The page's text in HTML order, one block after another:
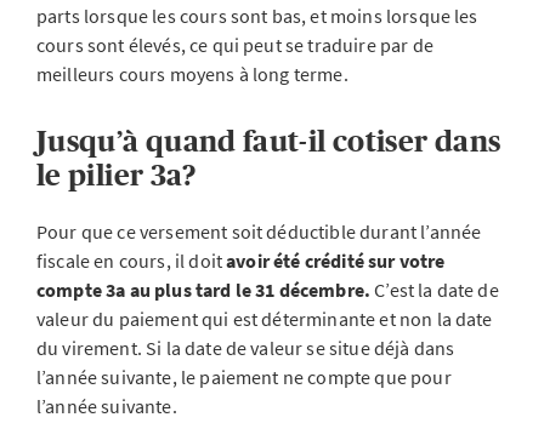
parts lorsque les cours sont bas, et moins lorsque les
cours sont élevés, ce qui peut se traduire par de
meilleurs cours moyens à long terme.
Jusqu’à quand faut-il cotiser dans
le pilier 3a?
Pour que ce versement soit déductible durant l’année
fiscale en cours, il doitavoir été crédité sur votre
compte 3a au plus tard le 31 décembre. C’est la date de
valeur du paiement qui est déterminante et non la date
du virement. Si la date de valeur se situe déjà dans
l’année suivante, le paiement ne compte que pour
l’année suivante.